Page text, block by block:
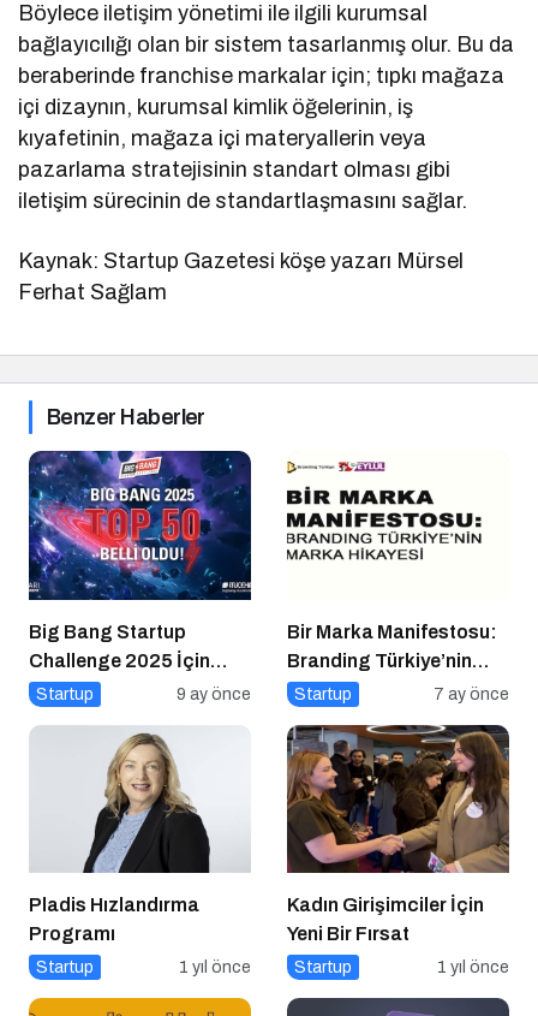
Böylece iletişim yönetimi ile ilgili kurumsal
bağlayıcılığı olan bir sistem tasarlanmış olur. Bu da
beraberinde franchise markalar için; tıpkı mağaza
içi dizaynın, kurumsal kimlik öğelerinin, iş
kıyafetinin, mağaza içi materyallerin veya
pazarlama stratejisinin standart olması gibi
iletişim sürecinin de standartlaşmasını sağlar.
Kaynak: Startup Gazetesi köşe yazarı Mürsel
Ferhat Sağlam
Benzer Haberler
Big Bang Startup
Challenge 2025 İçin
Geri Sayım Başladı
Startup 9 ay önce
Bir Marka Manifestosu:
Branding Türkiye’nin
Marka Hikayesi
Startup 7 ay önce
Pladis Hızlandırma
Programı
Startup 1 yıl önce
Kadın Girişimciler İçin
Yeni Bir Fırsat
Startup 1 yıl önce